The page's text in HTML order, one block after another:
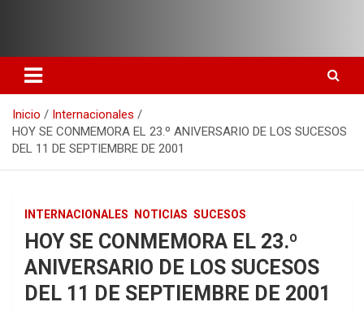
Inicio
Internacionales
HOY SE CONMEMORA EL 23.º ANIVERSARIO DE LOS SUCESOS
DEL 11 DE SEPTIEMBRE DE 2001
INTERNACIONALES NOTICIAS SUCESOS
HOY SE CONMEMORA EL 23.º
ANIVERSARIO DE LOS SUCESOS
DEL 11 DE SEPTIEMBRE DE 2001